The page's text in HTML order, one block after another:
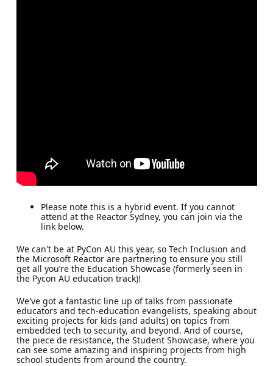
Please note this is a hybrid event. If you cannot
attend at the Reactor Sydney, you can join via the
link below.
We can't be at PyCon AU this year, so Tech Inclusion and
the Microsoft Reactor are partnering to ensure you still
get all you’re the Education Showcase (formerly seen in
the Pycon AU education track)!
We've got a fantastic line up of talks from passionate
educators and tech-education evangelists, speaking about
exciting projects for kids (and adults) on topics from
embedded tech to security, and beyond. And of course,
the piece de resistance, the Student Showcase, where you
can see some amazing and inspiring projects from high
school students from around the country.